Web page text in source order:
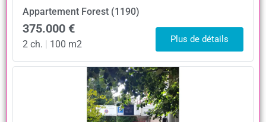
Appartement Forest (1190)
375.000 €
2 ch. | 100 m2 Plus de détails